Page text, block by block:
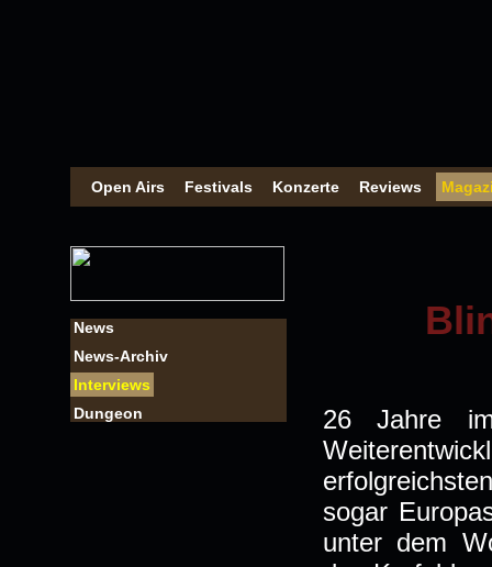
Open Airs Festivals Konzerte Reviews
News
News-Archiv
Interviews
Dungeon
26 Jahre
sogar
unter dem